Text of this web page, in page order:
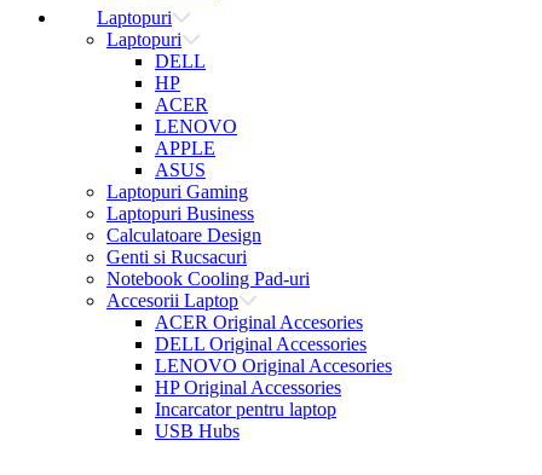
Laptopuri
Laptopuri
DELL
HP
ACER
LENOVO
APPLE
ASUS
Laptopuri Gaming
Laptopuri Business
Calculatoare Design
Genti si Rucsacuri
Notebook Cooling Pad-uri
Accesorii Laptop
ACER Original Accesories
DELL Original Accessories
LENOVO Original Accesories
HP Original Accessories
Incarcator pentru laptop
USB Hubs